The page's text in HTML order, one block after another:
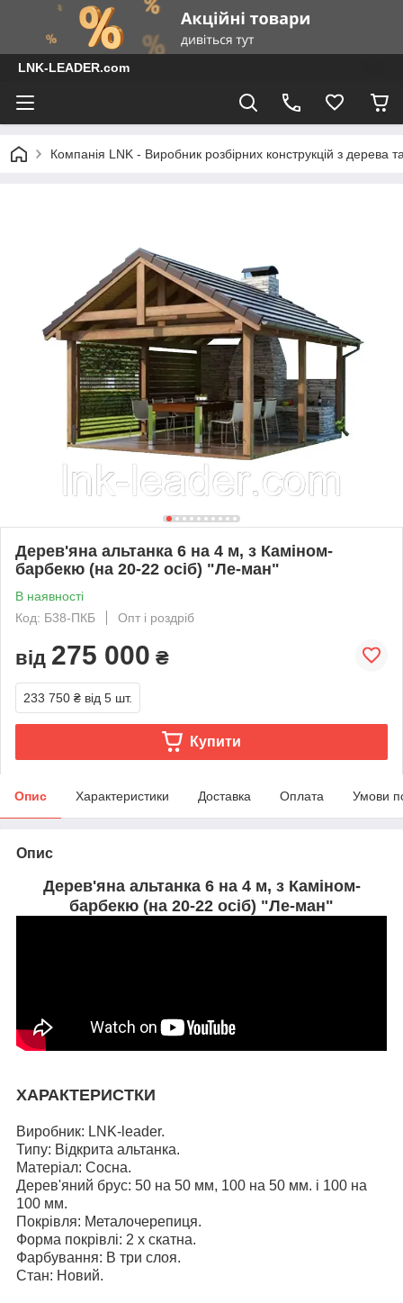
LNK-LEADER.com
Компанія LNK - Виробник розбірних конструкцій з дерева
Дерев'яна альтанка 6 на 4 м, з Каміном-
барбекю (на 20-22 осіб) "Ле-ман"
В наявності
Код: Б38-ПКБ
Опт і роздріб
від 275 000 ₴
233 750 ₴ від 5 шт.
Купити
Опис Характеристики Доставка Оплата Умови
Опис
Дерев'яна альтанка 6 на 4 м, з Каміном-
барбекю (на 20-22 осіб) "Ле-ман"
ХАРАКТЕРИСТКИ
Виробник: LNK-leader.
Типу: Відкрита альтанка.
Матеріал: Сосна.
Дерев'яний брус: 50 на 50 мм, 100 на 50 мм. і 100 на
100 мм.
Покрівля: Металочерепиця.
Форма покрівлі: 2 х скатна.
Фарбування: В три слоя.
Стан: Новий.